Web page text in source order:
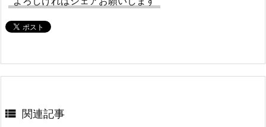
 関連記事